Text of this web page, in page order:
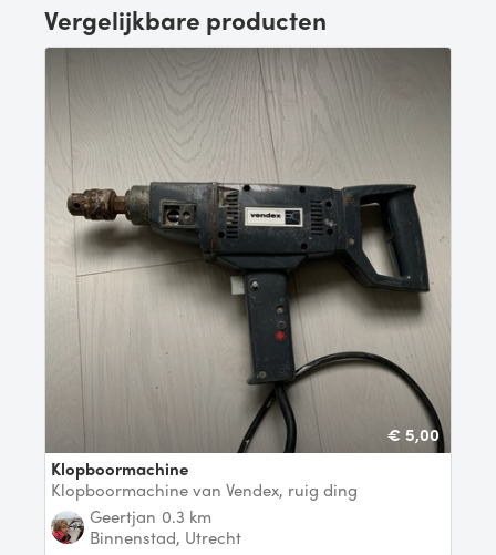
Vergelijkbare producten
€ 5,00
Klopboormachine
Klopboormachine van Vendex, ruig ding
Geertjan 0.3 km
Binnenstad, Utrecht